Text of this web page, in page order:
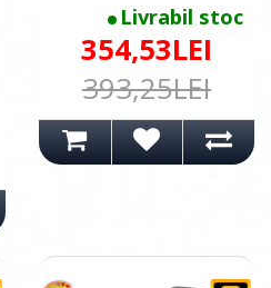
Livrabil stoc
354,53LEI
393,25LEI